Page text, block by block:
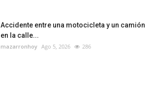
Accidente entre una motocicleta y un camión
en la calle...
mazarronhoy Ago 5, 2026 286